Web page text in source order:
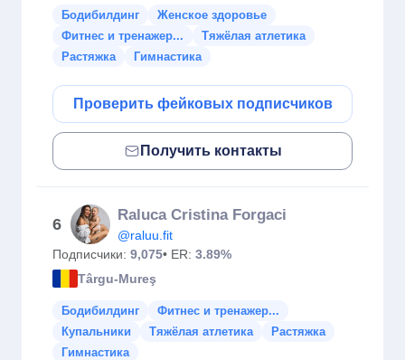
Бодибилдинг
Женское здоровье
Фитнес и тренажер...
Тяжёлая атлетика
Растяжка
Гимнастика
Проверить фейковых подписчиков
Получить контакты
6
Raluca Cristina Forgaci
@raluu.fit
Подписчики: 9,075• ER: 3.89%
Târgu-Mureş
Бодибилдинг
Фитнес и тренажер...
Купальники
Тяжёлая атлетика
Растяжка
Гимнастика